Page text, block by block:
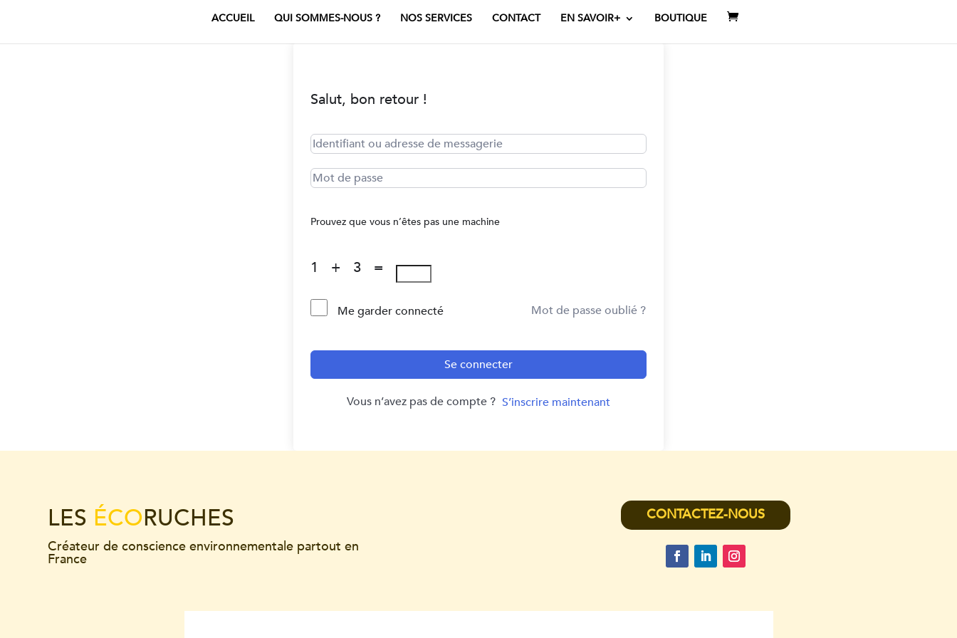
ACCUEIL QUI SOMMES-NOUS ? NOS SERVICES CONTACT EN SAVOIR+ BOUTIQUE
Salut, bon retour !
Prouvez que vous n’êtes pas une machine
1 + 3 =
Me garder connecté Mot de passe oublié ?
Se connecter
Vous n’avez pas de compte ? S’inscrire maintenant
LES ÉCORUCHES
Créateur de conscience environnementale partout en
France
CONTACTEZ-NOUS